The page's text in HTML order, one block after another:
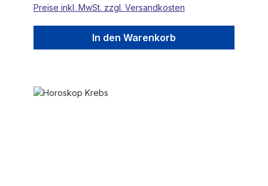
Preise inkl. MwSt. zzgl. Versandkosten
In den Warenkorb